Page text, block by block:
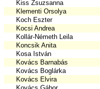
Kiss Zsuzsanna
Klementi Orsolya
Koch Eszter
Kocsi Andrea
Kollár-Németh Leila
Koncsik Anita
Kosa István
Kovács Barnabás
Kovács Boglárka
Kovács Elvira